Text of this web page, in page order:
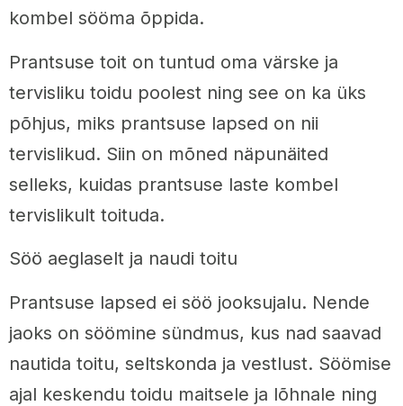
kombel sööma õppida.
Prantsuse toit on tuntud oma värske ja
tervisliku toidu poolest ning see on ka üks
põhjus, miks prantsuse lapsed on nii
tervislikud. Siin on mõned näpunäited
selleks, kuidas prantsuse laste kombel
tervislikult toituda.
Söö aeglaselt ja naudi toitu
Prantsuse lapsed ei söö jooksujalu. Nende
jaoks on söömine sündmus, kus nad saavad
nautida toitu, seltskonda ja vestlust. Söömise
ajal keskendu toidu maitsele ja lõhnale ning